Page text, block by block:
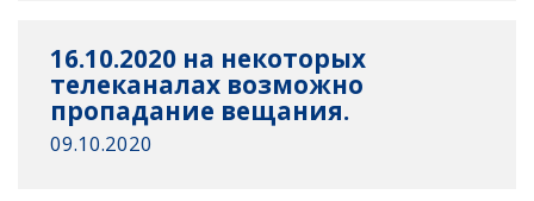
16.10.2020 на некоторых
телеканалах возможно
пропадание вещания.
09.10.2020